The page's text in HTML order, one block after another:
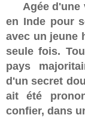
Agée d'une
en Inde pour
avec un jeune
seule fois.
pays
d'un secret
ait été
confier, dans